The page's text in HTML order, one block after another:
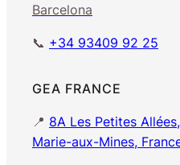
Barcelona
📞 +34 93409 92 25
GEA FRANCE
📍 8A Les Petites
Marie-aux-Mines,